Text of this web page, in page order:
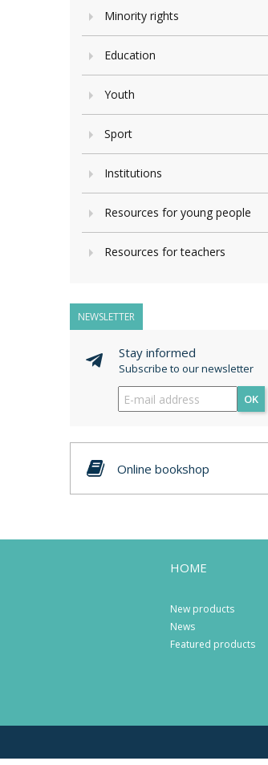
Minority rights
Education
Youth
Sport
Institutions
Resources for young people
Resources for teachers
NEWSLETTER
Stay informed
Subscribe to our newsletter
OK
Online bookshop
HOME
New products
News
Featured products